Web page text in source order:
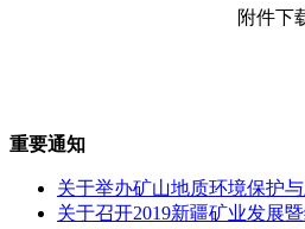
附件下载
重要通知
关于举办矿山地质环境保护
关于召开2019新疆矿业发展